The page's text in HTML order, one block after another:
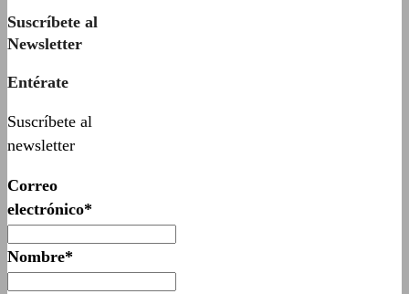
Suscríbete al
Newsletter
Entérate
Suscríbete al
newsletter
Correo
electrónico*
Nombre*